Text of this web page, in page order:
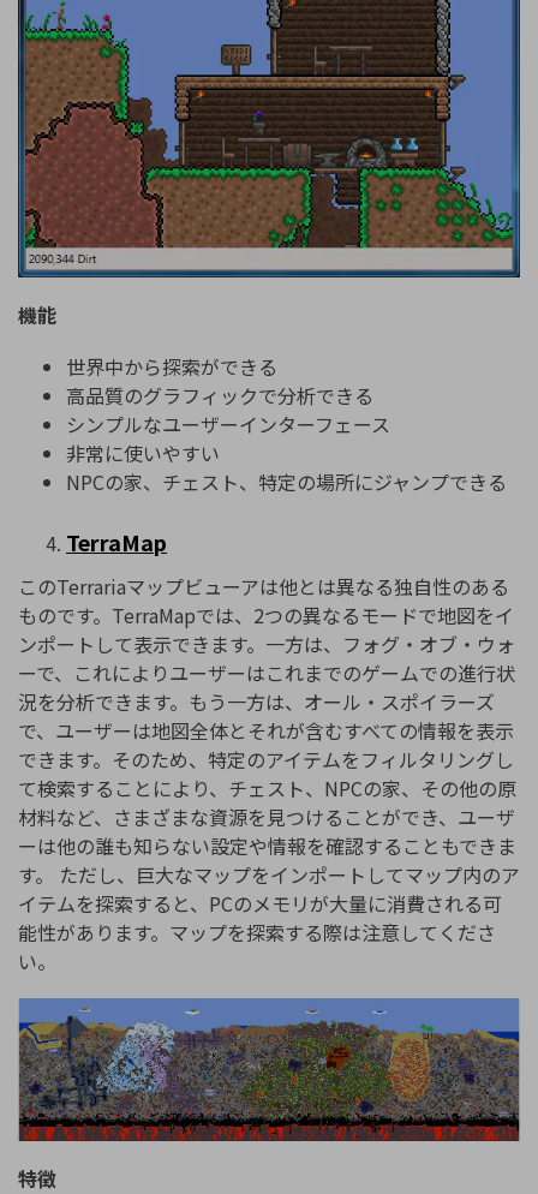
機能
世界中から探索ができる
高品質のグラフィックで分析できる
シンプルなユーザーインターフェース
非常に使いやすい
NPCの家、チェスト、特定の場所にジャンプできる
TerraMap
このTerrariaマップビューアは他とは異なる独自性のある
ものです。TerraMapでは、2つの異なるモードで地図をイ
ンポートして表示できます。一方は、フォグ・オブ・ウォ
ーで、これによりユーザーはこれまでのゲームでの進行状
況を分析できます。もう一方は、オール・スポイラーズ
で、ユーザーは地図全体とそれが含むすべての情報を表示
できます。そのため、特定のアイテムをフィルタリングし
て検索することにより、チェスト、NPCの家、その他の原
材料など、さまざまな資源を見つけることができ、ユーザ
ーは他の誰も知らない設定や情報を確認することもできま
す。 ただし、巨大なマップをインポートしてマップ内のア
イテムを探索すると、PCのメモリが大量に消費される可
能性があります。マップを探索する際は注意してくださ
い。
特徴